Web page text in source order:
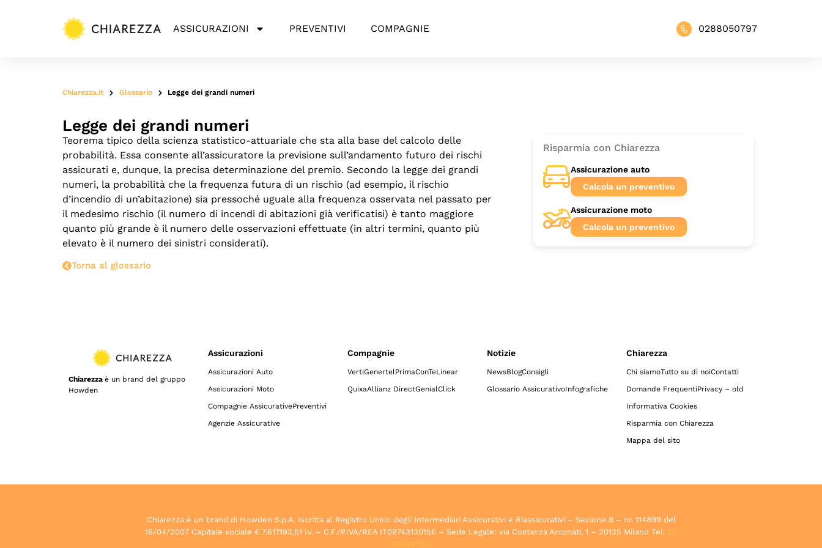
ASSICURAZIONI PREVENTIVI COMPAGNIE 0288050797
Chiarezza.it Glossario Legge dei grandi numeri
Legge dei grandi numeri
Teorema tipico della scienza statistico-attuariale che sta alla base del calcolo delle
probabilità. Essa consente all’assicuratore la previsione sull’andamento futuro dei rischi
assicurati e, dunque, la precisa determinazione del premio. Secondo la legge dei grandi
numeri, la probabilità che la frequenza futura di un rischio (ad esempio, il rischio
d’incendio di un’abitazione) sia pressoché uguale alla frequenza osservata nel passato per
il medesimo rischio (il numero di incendi di abitazioni già verificatisi) è tanto maggiore
quanto più grande è il numero delle osservazioni effettuate (in altri termini, quanto più
elevato è il numero dei sinistri considerati).
Torna al glossario
Risparmia con Chiarezza
Assicurazione auto
Calcola un preventivo
Assicurazione moto
Calcola un preventivo
Chiarezza è un brand del gruppo
Howden
Assicurazioni
Assicurazioni Auto
Assicurazioni Moto
Compagnie AssicurativePreventivi
Agenzie Assicurative
Compagnie
VertiGenertelPrimaConTeLinear
QuixaAllianz DirectGenialClick
Notizie
NewsBlogConsigli
Glossario AssicurativoInfografiche
Chiarezza
Chi siamoTutto su di noiContatti
Domande FrequentiPrivacy – old
Informativa Cookies
Risparmia con Chiarezza
Mappa del sito
Chiarezza è un brand di Howden S.p.A. Iscritta al Registro Unico degli Intermediari Assicurativi e Riassicurativi – Sezione B – nr. 114899 del
16/04/2007 Capitale sociale € 7.617.193,51 i.v. – C.F./P.IVA/REA IT09743130156 – Sede Legale: via Costanza Arconati, 1 – 20135 Milano Tel.